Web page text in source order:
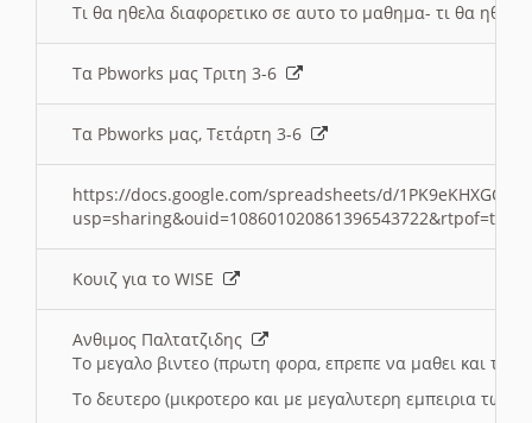
Τι θα ηθελα διαφορετικο σε αυτο το μαθημα- τι θα
Τα Pbworks μας Τριτη 3-6
Τα Pbworks μας, Τετάρτη 3-6
https://docs.google.com/spreadsheets/d/
Κουιζ για το WISE
Ανθιμος Παλτατζιδης
Το μεγαλο βιντεο (πρωτη φορα, επρεπε να μαθει και το
Το δευτερο (μικροτερο και με μεγαλυτερη εμπειρια